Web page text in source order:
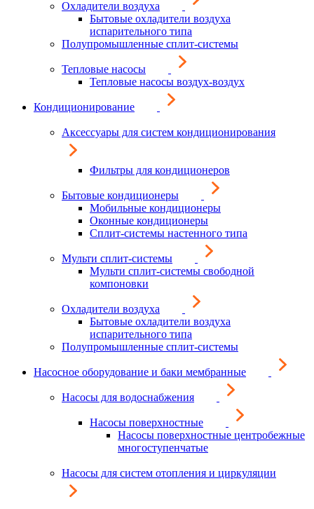
Охладители воздуха
Бытовые охладители воздуха
испарительного типа
Полупромышленные сплит-системы
Тепловые насосы
Тепловые насосы воздух-воздух
Кондиционирование
Аксессуары для систем кондиционирования
Фильтры для кондиционеров
Бытовые кондиционеры
Мобильные кондиционеры
Оконные кондиционеры
Сплит-системы настенного типа
Мульти сплит-системы
Мульти сплит-системы свободной
компоновки
Охладители воздуха
Бытовые охладители воздуха
испарительного типа
Полупромышленные сплит-системы
Насосное оборудование и баки мембранные
Насосы для водоснабжения
Насосы поверхностные
Насосы поверхностные центробежные
многоступенчатые
Насосы для систем отопления и циркуляции